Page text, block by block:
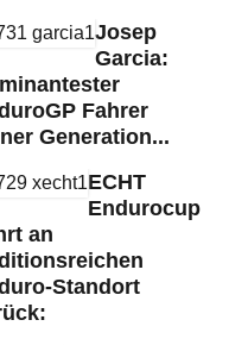
Josep
Garcia:
Fahrer
Generation...
ECHT
Endurocup
an
Standort